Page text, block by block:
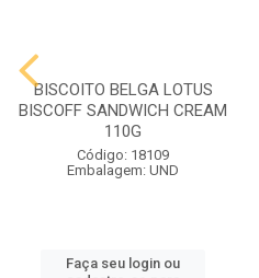
BISCOITO BELGA LOTUS
BISCOFF SANDWICH CREAM
110G
Código: 18109
Embalagem: UND
Faça seu login ou